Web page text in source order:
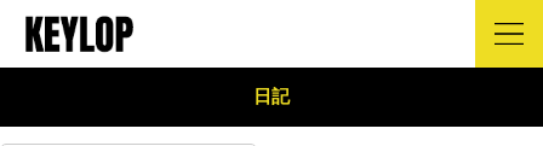
日記